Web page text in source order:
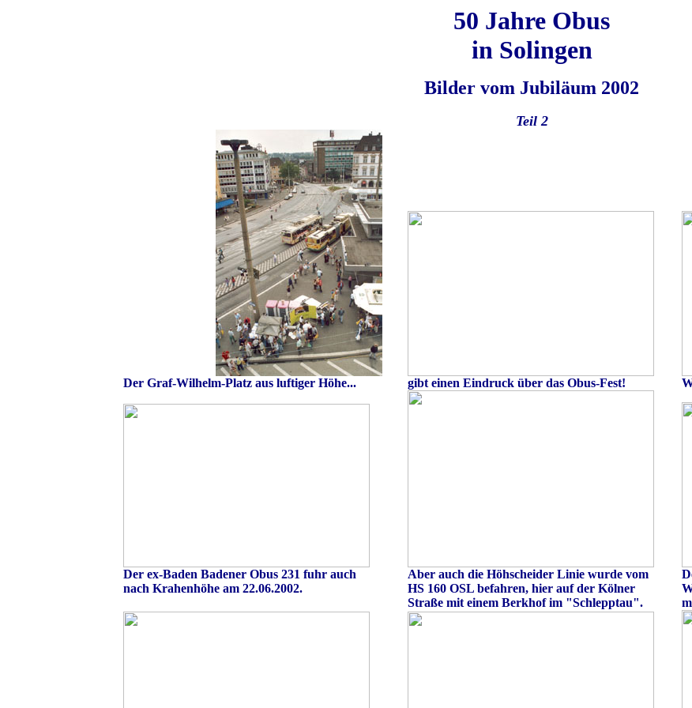
50 Jahre Obus
in Solingen
Bilder vom Jubiläum 2002
Teil 2
Der Graf-Wilhelm-Platz aus luftiger Höhe... gibt einen Eindruck über das Obus-Fest!
Der ex-Baden Badener Obus 231 fuhr auch
nach Krahenhöhe am 22.06.2002.
Aber auch die Höhscheider Linie wurde vom
HS 160 OSL befahren, hier auf der Kölner
Straße mit einem Berkhof im "Schlepptau".